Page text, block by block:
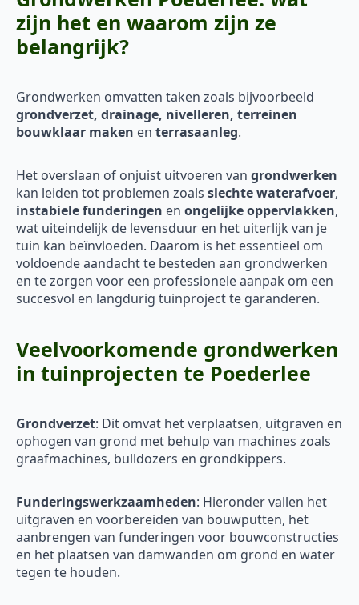
zijn het en waarom zijn ze
belangrijk?
Grondwerken omvatten taken zoals bijvoorbeeld
grondverzet, drainage, nivelleren, terreinen
bouwklaar maken en terrasaanleg.
Het overslaan of onjuist uitvoeren van grondwerken
kan leiden tot problemen zoals slechte waterafvoer,
instabiele funderingen en ongelijke oppervlakken,
wat uiteindelijk de levensduur en het uiterlijk van je
tuin kan beïnvloeden. Daarom is het essentieel om
voldoende aandacht te besteden aan grondwerken
en te zorgen voor een professionele aanpak om een
succesvol en langdurig tuinproject te garanderen.
Veelvoorkomende grondwerken
in tuinprojecten te Poederlee
Grondverzet: Dit omvat het verplaatsen, uitgraven en
ophogen van grond met behulp van machines zoals
graafmachines, bulldozers en grondkippers.
Funderingswerkzaamheden: Hieronder vallen het
uitgraven en voorbereiden van bouwputten, het
aanbrengen van funderingen voor bouwconstructies
en het plaatsen van damwanden om grond en water
tegen te houden.